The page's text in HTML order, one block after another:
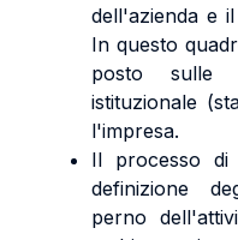
dell'azienda e
In questo
posto sulle
istituzionale
l'impresa.
Il processo di
definizione
perno